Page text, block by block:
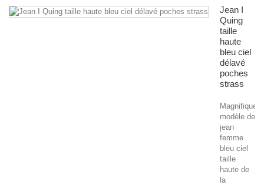
Jean I
Quing
taille
haute
bleu ciel
délavé
poches
strass
Magnifique
modèle de
jean
femme
bleu ciel
taille
haute de
la